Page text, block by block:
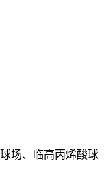
场、临高丙烯酸球